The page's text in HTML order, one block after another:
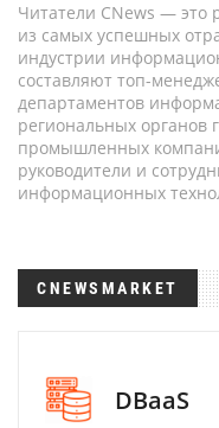
Читатели CNews — это
из самых успешных
индустрии
составляют топ-
департаментов
региональных органов
промышленных
руководители и
информационных
CNEWSMARKET
DBaaS